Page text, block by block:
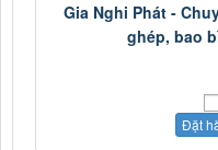
Gia Nghi Phát -
ghép, bao
Đặt